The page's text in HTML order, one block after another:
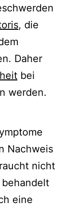
, die
Daher
bei
werden.
Nachweis
nicht
eine